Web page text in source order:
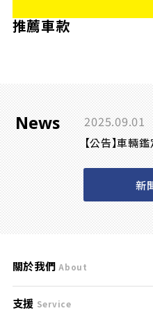
推薦車款
News 2025.09.01
【公告】車輛
新
關於我們 About
刊登規範
支援 Service